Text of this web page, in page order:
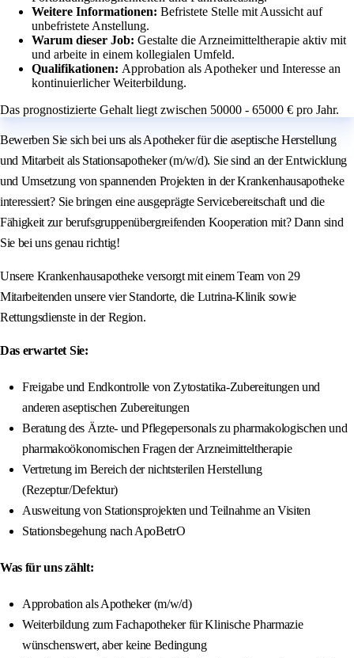
Weitere Informationen: Befristete Stelle mit Aussicht auf
unbefristete Anstellung.
Warum dieser Job: Gestalte die Arzneimitteltherapie aktiv mit
und arbeite in einem kollegialen Umfeld.
Qualifikationen: Approbation als Apotheker und Interesse an
kontinuierlicher Weiterbildung.
Das prognostizierte Gehalt liegt zwischen 50000 - 65000 € pro Jahr.
Bewerben Sie sich bei uns als Apotheker für die aseptische Herstellung
und Mitarbeit als Stationsapotheker (m/w/d). Sie sind an der Entwicklung
und Umsetzung von spannenden Projekten in der Krankenhausapotheke
interessiert? Sie bringen eine ausgeprägte Servicebereitschaft und die
Fähigkeit zur berufsgruppenübergreifenden Kooperation mit? Dann sind
Sie bei uns genau richtig!
Unsere Krankenhausapotheke versorgt mit einem Team von 29
Mitarbeitenden unsere vier Standorte, die Lutrina-Klinik sowie
Rettungsdienste in der Region.
Das erwartet Sie:
Freigabe und Endkontrolle von Zytostatika-Zubereitungen und
anderen aseptischen Zubereitungen
Beratung des Ärzte- und Pflegepersonals zu pharmakologischen und
pharmakoökonomischen Fragen der Arzneimitteltherapie
Vertretung im Bereich der nichtsterilen Herstellung
(Rezeptur/Defektur)
Ausweitung von Stationsprojekten und Teilnahme an Visiten
Stationsbegehung nach ApoBetrO
Was für uns zählt:
Approbation als Apotheker (m/w/d)
Weiterbildung zum Fachapotheker für Klinische Pharmazie
wünschenswert, aber keine Bedingung